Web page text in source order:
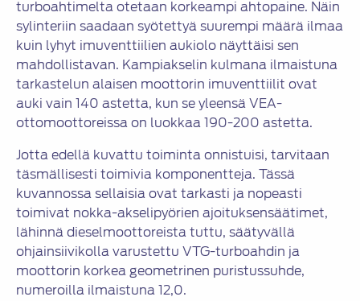
turboahtimelta otetaan korkeampi ahtopaine. Näin
sylinteriin saadaan syötettyä suurempi määrä ilmaa
kuin lyhyt imuventtiilien aukiolo näyttäisi sen
mahdollistavan. Kampiakselin kulmana ilmaistuna
tarkastelun alaisen moottorin imuventtiilit ovat
auki vain 140 astetta, kun se yleensä VEA-
ottomoottoreissa on luokkaa 190-200 astetta.
Jotta edellä kuvattu toiminta onnistuisi, tarvitaan
täsmällisesti toimivia komponentteja. Tässä
kuvannossa sellaisia ovat tarkasti ja nopeasti
toimivat nokka-akselipyörien ajoituksensäätimet,
lähinnä dieselmoottoreista tuttu, säätyvällä
ohjainsiivikolla varustettu VTG-turboahdin ja
moottorin korkea geometrinen puristussuhde,
numeroilla ilmaistuna 12,0.